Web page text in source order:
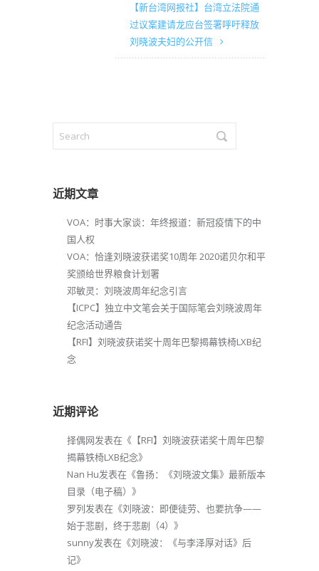
【新台湾网报社】台湾立法院通
过议案建请龙应台签署呼吁释放
刘晓波夫妇的公开信
近期文章
VOA：时事大家谈：年终报道：新冠疫情下的中
国人权
VOA：恰逢刘晓波获诺奖10周年 2020诺贝尔和平
奖颁给世界粮食计划署
邓敏灵：刘晓波周年纪念引言
【ICPC】独立中文笔会关于国际笔会刘晓波周年
纪念活动通告
【RFI】刘晓波获诺奖十周年巴黎揭幕铁椅LXB纪
念
近期评论
择偶网发表在《 【RFI】刘晓波获诺奖十周年巴黎
揭幕铁椅LXB纪念》
Nan Hu发表在《鲁扬：《刘晓波文集》最新版本
目录（电子稿） 》
罗列发表在《刘晓波：即便徒劳、也要抗争——
始于悲剧，终于悲剧（4） 》
sunny发表在《刘晓波：《与李泽厚对话》后
记》